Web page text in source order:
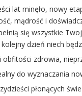
lat minęło, nowy
mądrość i
się wszystkie
dzień niech
obfitości zdrowia,
do wyznaczania
płonących